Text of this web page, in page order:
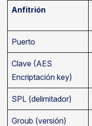
Anfitrión
Puerto
Clave (AES
Encriptación key)
SPL (delimitador)
Groub (versión)